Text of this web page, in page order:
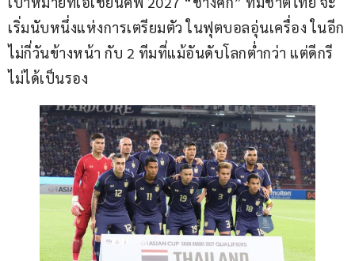
เริ่มนับหนึ่งแห่งการเตรียมตัว ในฟุตบอลอุ่นเครื่อง ในอีก
ไม่กี่วันข้างหน้า กับ 2 ทีมที่แม้อันดับโลกต่ำกว่า แต่ดีกรี
ไม่ได้เป็นรอง